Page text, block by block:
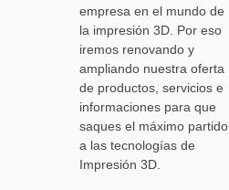
empresa en el mundo de
la impresión 3D. Por eso
iremos renovando y
ampliando nuestra oferta
de productos, servicios e
informaciones para que
saques el máximo partido
a las tecnologías de
Impresión 3D.